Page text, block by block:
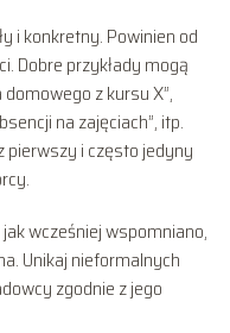
i konkretny. Powinien od
Dobre przykłady mogą
z kursu X”,
na zajęciach”, itp.
pierwszy i często jedyny
wcześniej wspomniano,
Unikaj nieformalnych
zgodnie z jego